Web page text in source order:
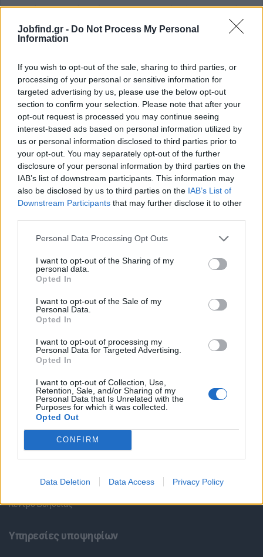
Jobfind.gr - Do Not Process My Personal
Information
If you wish to opt-out of the sale, sharing to third parties, or
processing of your personal or sensitive information for
targeted advertising by us, please use the below opt-out
section to confirm your selection. Please note that after your
opt-out request is processed you may continue seeing
interest-based ads based on personal information utilized by
us or personal information disclosed to third parties prior to
your opt-out. You may separately opt-out of the further
disclosure of your personal information by third parties on the
IAB’s list of downstream participants. This information may
also be disclosed by us to third parties on the IAB’s List of
Downstream Participants that may further disclose it to other
Personal Data Processing Opt Outs
I want to opt-out of the Sharing of my
personal data.
Opted In
I want to opt-out of the Sale of my
Personal Data.
Opted In
I want to opt-out of processing my
Personal Data for Targeted Advertising.
Opted In
I want to opt-out of Collection, Use,
Retention, Sale, and/or Sharing of my
Personal Data that Is Unrelated with the
Purposes for which it was collected.
Opted Out
CONFIRM
Data Deletion Data Access Privacy Policy
Γνώση Γαλλικής γλώσσας θα θεωρηθεί πρόσθετο προσόν
Επικοινωνιακές δεξιότητες
Ομαδικό πνεύμα εργασίας
δίπλωμα ταχύπλοου ή Ιστιοπλοΐας θα εκτιμηθεί ιδιαίτερα
Επιθυμητή εμπειρία σε θέση γραμματειακής υποστήριξης
Παροχές
Ανταγωνιστικό πακέτο αποδοχών - tips
Διαμονή
Δυνατότητα 12μηνης απασχόλησης
αρακαλούνται οι ενδιαφερόμενοι, όπως αποστείλουν το
βιογραφικό τους σημείωμα στα ελληνικά, με επισυναπτόμενη
πρόσφατη φωτογραφία.
Θέσεις εργασίας
Όλες οι Θέσεις Εργασίας
Θέσεις Εργασίας ανά Εταιρεία
Κέντρο Βοήθειας
Υπηρεσίες υποψηφίων